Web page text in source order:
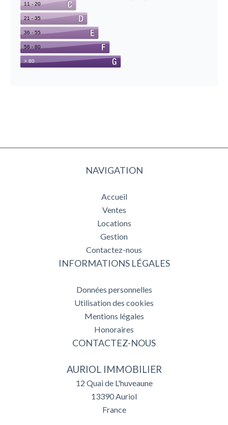
NAVIGATION
Accueil
Ventes
Locations
Gestion
Contactez-nous
INFORMATIONS LÉGALES
Données personnelles
Utilisation des cookies
Mentions légales
Honoraires
CONTACTEZ-NOUS
AURIOL IMMOBILIER
12 Quai de L'huveaune
13390Auriol
France